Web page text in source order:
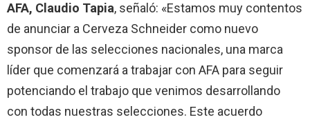
AFA, Claudio Tapia, señaló: «Estamos muy contentos
de anunciar a Cerveza Schneider como nuevo
sponsor de las selecciones nacionales, una marca
líder que comenzará a trabajar con AFA para seguir
potenciando el trabajo que venimos desarrollando
con todas nuestras selecciones. Este acuerdo